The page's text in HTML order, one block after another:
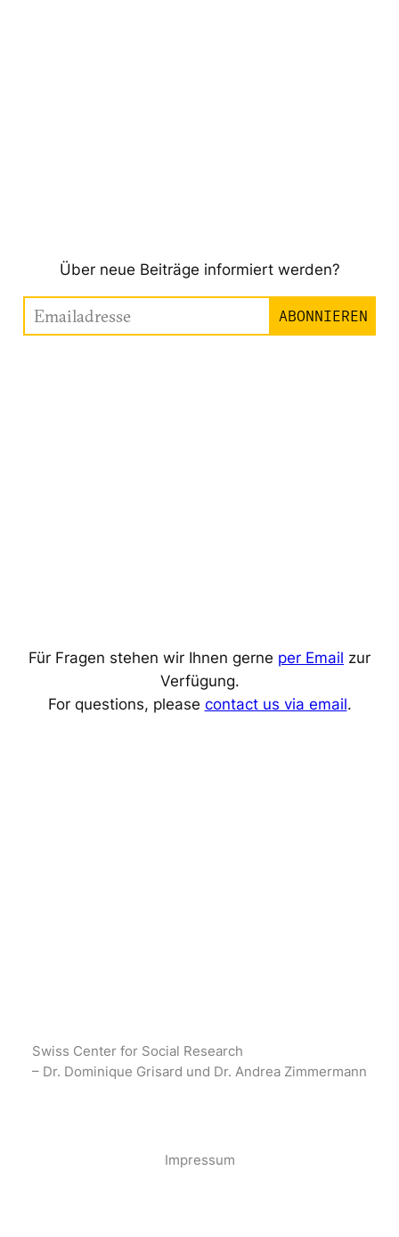
Über neue Beiträge informiert werden?
Emailadresse
ABONNIEREN
Für Fragen stehen wir Ihnen gerne per Email zur
Verfügung.
For questions, please contact us via email.
Swiss Center for Social Research
– Dr. Dominique Grisard und Dr. Andrea Zimmermann
Impressum